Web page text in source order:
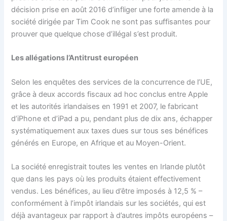
décision prise en août 2016 d’infliger une forte amende à la
société dirigée par Tim Cook ne sont pas suffisantes pour
prouver que quelque chose d’illégal s’est produit.
Les allégations l’Antitrust européen
Selon les enquêtes des services de la concurrence de l’UE,
grâce à deux accords fiscaux ad hoc conclus entre Apple
et les autorités irlandaises en 1991 et 2007, le fabricant
d’iPhone et d’iPad a pu, pendant plus de dix ans, échapper
systématiquement aux taxes dues sur tous ses bénéfices
générés en Europe, en Afrique et au Moyen-Orient.
La société enregistrait toutes les ventes en Irlande plutôt
que dans les pays où les produits étaient effectivement
vendus. Les bénéfices, au lieu d’être imposés à 12,5 % –
conformément à l’impôt irlandais sur les sociétés, qui est
déjà avantageux par rapport à d’autres impôts européens –